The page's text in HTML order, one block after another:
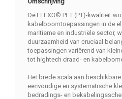
De FLEXO® PET (PT)-kwaliteit
kabelboomtoepassingen in de
maritieme en industriële sector,
duurzaamheid van cruciaal
toepassingen variërend van
tot hightech draad- en
Het brede scala aan
eenvoudige en systematische
bedradings- en